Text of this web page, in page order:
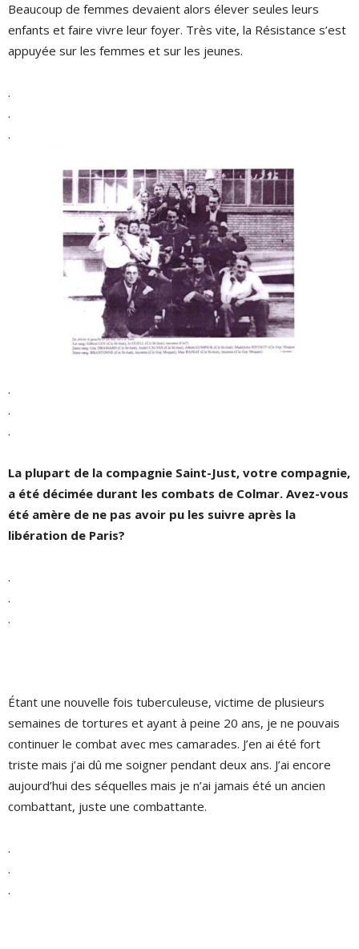
Beaucoup de femmes devaient alors élever seules leurs
enfants et faire vivre leur foyer. Très vite, la Résistance s’est
appuyée sur les femmes et sur les jeunes.
.
.
.
.
.
.
La plupart de la compagnie Saint-Just, votre compagnie,
a été décimée durant les combats de Colmar. Avez-vous
été amère de ne pas avoir pu les suivre après la
libération de Paris?
.
.
.
Étant une nouvelle fois tuberculeuse, victime de plusieurs
semaines de tortures et ayant à peine 20 ans, je ne pouvais
continuer le combat avec mes camarades. J’en ai été fort
triste mais j’ai dû me soigner pendant deux ans. J’ai encore
aujourd’hui des séquelles mais je n’ai jamais été un ancien
combattant, juste une combattante.
.
.
.